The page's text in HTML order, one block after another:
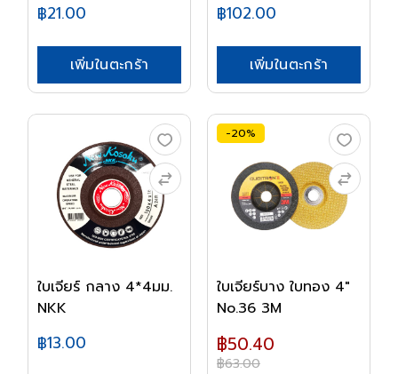
฿21.00
เพิ่มในตะกร้า
฿102.00
เพิ่มในตะกร้า
ใบเจียร์ กลาง 4*4มม.
NKK
฿13.00
-20%
ใบเจียร์บาง ใบทอง 4"
No.36 3M
฿50.40
฿63.00